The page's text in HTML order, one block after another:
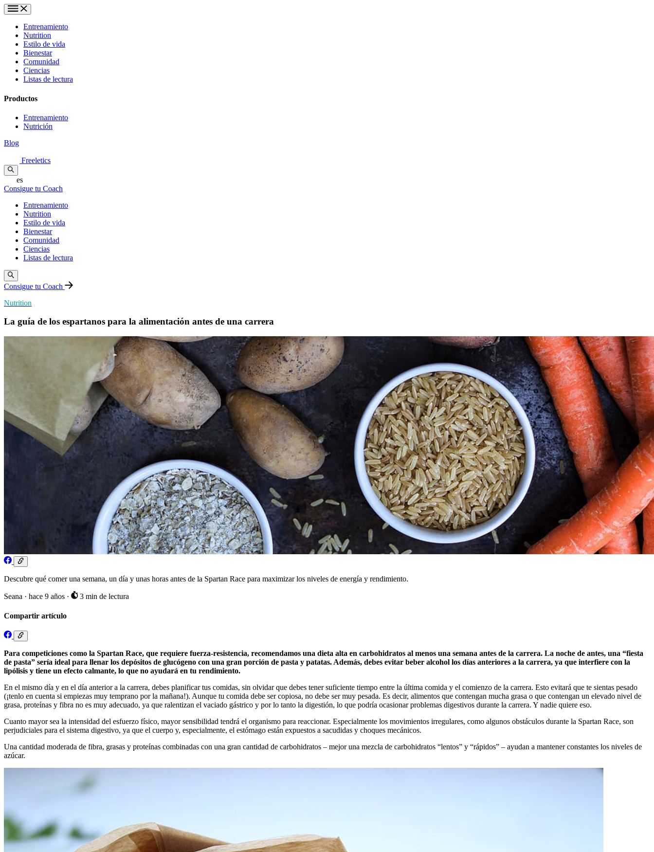
Entrenamiento
Nutrition
Estilo de vida
Bienestar
Comunidad
Ciencias
Listas de lectura
Productos
Entrenamiento
Nutrición
Blog
Freeletics
es
Consigue tu Coach
Entrenamiento
Nutrition
Estilo de vida
Bienestar
Comunidad
Ciencias
Listas de lectura
Consigue tu Coach
Nutrition
La guía de los espartanos para la alimentación antes de una carrera
Descubre qué comer una semana, un día y unas horas antes de la Spartan Race para maximizar los niveles de energía y rendimiento.
Seana · hace 9 años · 3 min de lectura
Compartir artículo
Para competiciones como la Spartan Race, que requiere fuerza-resistencia, recomendamos una dieta alta en carbohidratos al menos una semana antes de la carrera. La noche de antes, una “fiesta
de pasta” sería ideal para llenar los depósitos de glucógeno con una gran porción de pasta y patatas. Además, debes evitar beber alcohol los días anteriores a la carrera, ya que interfiere con la
lipólisis y tiene un efecto calmante, lo que no ayudará en tu rendimiento.
En el mismo día y en el día anterior a la carrera, debes planificar tus comidas, sin olvidar que debes tener suficiente tiempo entre la última comida y el comienzo de la carrera. Esto evitará que te sientas pesado
(¡tenlo en cuenta si empiezas muy temprano por la mañana!). Aunque tu comida debe ser copiosa, no debe ser muy pesada. Es decir, alimentos que contengan mucha grasa o que contengan un elevado nivel de
grasa, proteínas y fibra no es muy adecuado, ya que ralentizan el vaciado gástrico y por lo tanto la digestión, lo que podría ocasionar problemas digestivos durante la carrera. Y nadie quiere eso.
Cuanto mayor sea la intensidad del esfuerzo físico, mayor sensibilidad tendrá el organismo para reaccionar. Especialmente los movimientos irregulares, como algunos obstáculos durante la Spartan Race, son
perjudiciales para el sistema digestivo, ya que el cuerpo y, especialmente, el estómago están expuestos a sacudidas y choques mecánicos.
Una cantidad moderada de fibra, grasas y proteínas combinadas con una gran cantidad de carbohidratos – mejor una mezcla de carbohidratos “lentos” y “rápidos” – ayudan a mantener constantes los niveles de
azúcar.